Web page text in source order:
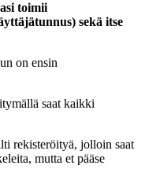
toimii
sekä itse
on ensin
saat kaikki
rekisteröityä, jolloin saat
mutta et pääse